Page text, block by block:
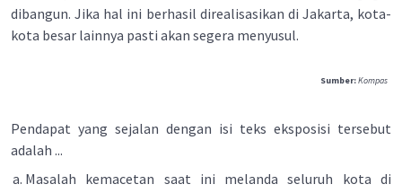
dibangun. Jika hal ini berhasil direalisasikan di Jakarta, kota-
kota besar lainnya pasti akan segera menyusul.
Sumber:Kompas
Pendapat yang sejalan dengan isi teks eksposisi tersebut
adalah ...
Masalah kemacetan saat ini melanda seluruh kota di